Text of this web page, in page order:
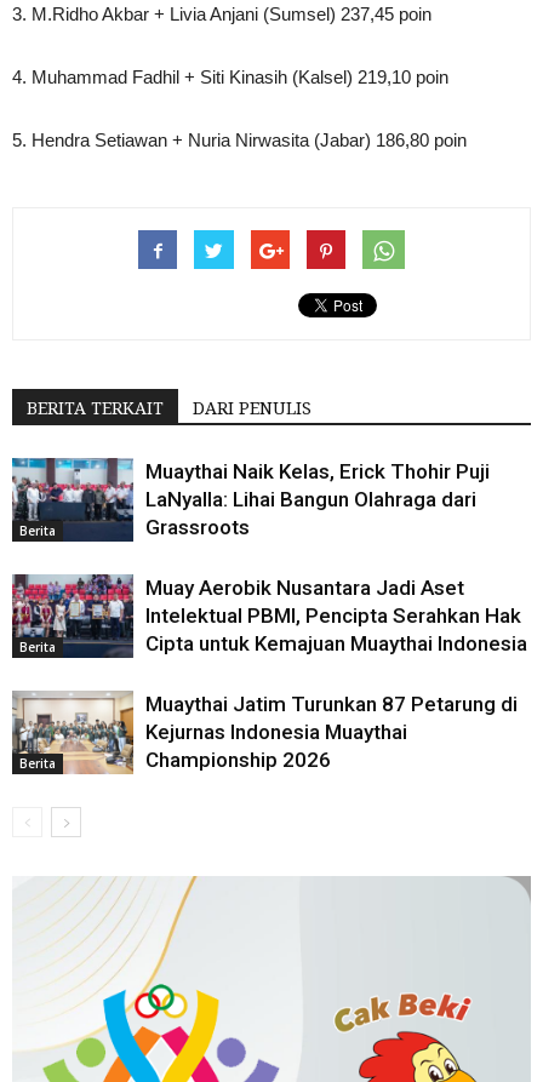
3. M.Ridho Akbar + Livia Anjani (Sumsel) 237,45 poin
4. Muhammad Fadhil + Siti Kinasih (Kalsel) 219,10 poin
5. Hendra Setiawan + Nuria Nirwasita (Jabar) 186,80 poin
BERITA TERKAIT DARI PENULIS
Berita
Muaythai Naik Kelas, Erick Thohir Puji
LaNyalla: Lihai Bangun Olahraga dari
Grassroots
Berita
Muay Aerobik Nusantara Jadi Aset
Intelektual PBMI, Pencipta Serahkan Hak
Cipta untuk Kemajuan Muaythai Indonesia
Berita
Muaythai Jatim Turunkan 87 Petarung di
Kejurnas Indonesia Muaythai
Championship 2026